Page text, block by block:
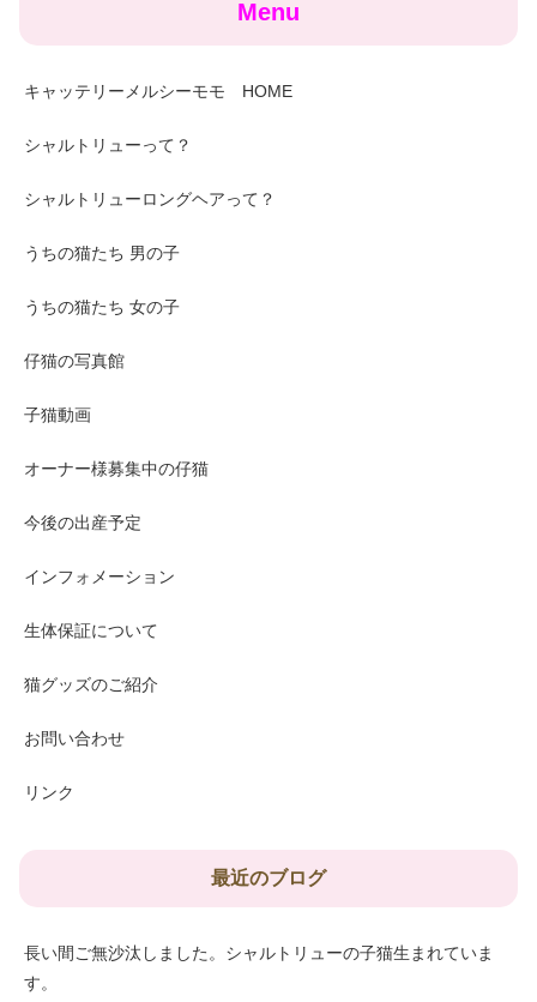
Menu
キャッテリーメルシーモモ HOME
シャルトリューって？
シャルトリューロングヘアって？
うちの猫たち 男の子
うちの猫たち 女の子
仔猫の写真館
子猫動画
オーナー様募集中の仔猫
今後の出産予定
インフォメーション
生体保証について
猫グッズのご紹介
お問い合わせ
リンク
最近のブログ
長い間ご無沙汰しました。シャルトリューの子猫生まれていま
す。